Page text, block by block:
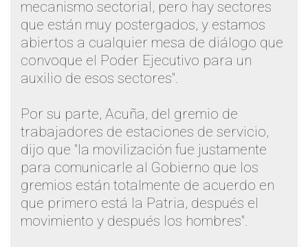
mecanismo sectorial, pero hay sectores
que están muy postergados, y estamos
abiertos a cualquier mesa de diálogo que
convoque el Poder Ejecutivo para un
auxilio de esos sectores".
Por su parte, Acuña, del gremio de
trabajadores de estaciones de servicio,
dijo que "la movilización fue justamente
para comunicarle al Gobierno que los
gremios están totalmente de acuerdo en
que primero está la Patria, después el
movimiento y después los hombres".